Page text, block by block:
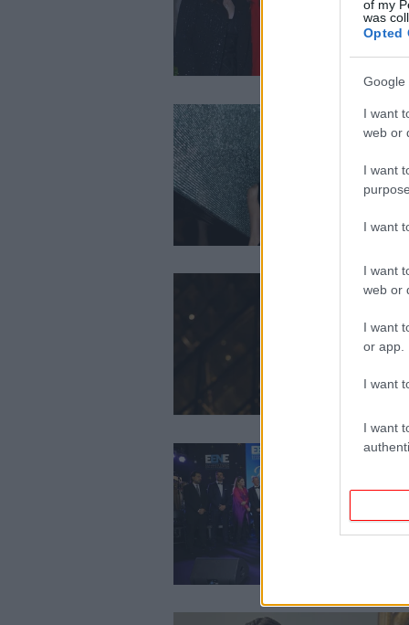
of my
was
Opted
Google
I want
web or
I want
I want
I want
web or
I want
or app.
I want
I want